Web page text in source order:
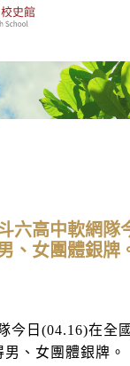
六高中軟網隊
、女團體銀牌
今日(04.16)在全
男、女團體銀牌。